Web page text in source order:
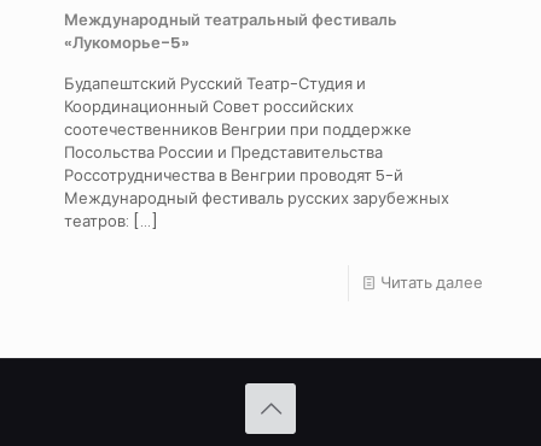
Международный театральный фестиваль
«Лукоморье-5»
Будапештский Русский Театр-Студия и
Координационный Совет российских
соотечественников Венгрии при поддержке
Посольства России и Представительства
Россотрудничества в Венгрии проводят 5-й
Международный фестиваль русских зарубежных
театров: […]
Читать далее